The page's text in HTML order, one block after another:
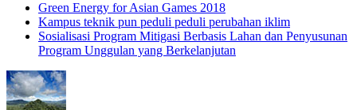
Green Energy for Asian Games 2018
Kampus teknik pun peduli peduli perubahan iklim
Sosialisasi Program Mitigasi Berbasis Lahan dan Penyusunan
Program Unggulan yang Berkelanjutan